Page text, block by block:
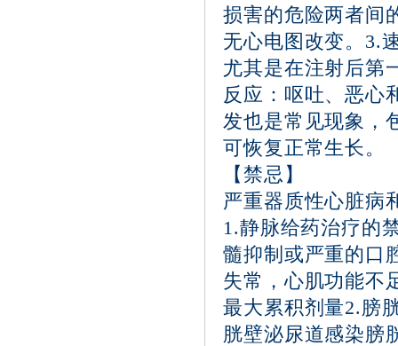
损害的危险两者间
无心电图改变。3.
尤其是在注射后第
反应：呕吐、恶心
发也是常见现象，
可恢复正常生长。
【禁忌】
严重器质性心脏病
1.静脉给药治疗的
髓抑制或严重的口
失常，心肌功能不
最大累积剂量2.膀
胱壁泌尿道感染膀